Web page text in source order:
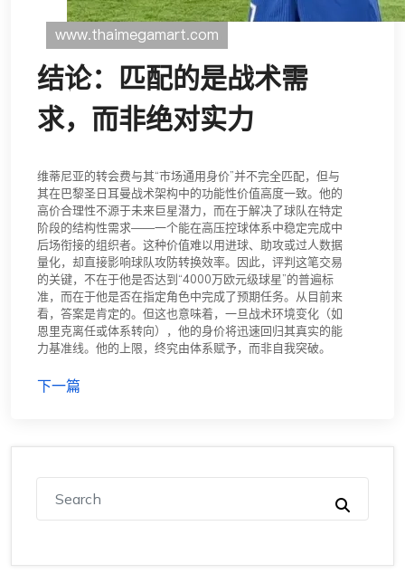
结论：匹配的是战术需
求，而非绝对实力
维蒂尼亚的转会费与其“市场通用身价”并不完全匹配，但与
其在巴黎圣日耳曼战术架构中的功能性价值高度一致。他的
高价合理性不源于未来巨星潜力，而在于解决了球队在特定
阶段的结构性需求——一个能在高压控球体系中稳定完成中
后场衔接的组织者。这种价值难以用进球、助攻或过人数据
量化，却直接影响球队攻防转换效率。因此，评判这笔交易
的关键，不在于他是否达到“4000万欧元级球星”的普遍标
准，而在于他是否在指定角色中完成了预期任务。从目前来
看，答案是肯定的。但这也意味着，一旦战术环境变化（如
恩里克离任或体系转向），他的身价将迅速回归其真实的能
力基准线。他的上限，终究由体系赋予，而非自我突破。
下一篇